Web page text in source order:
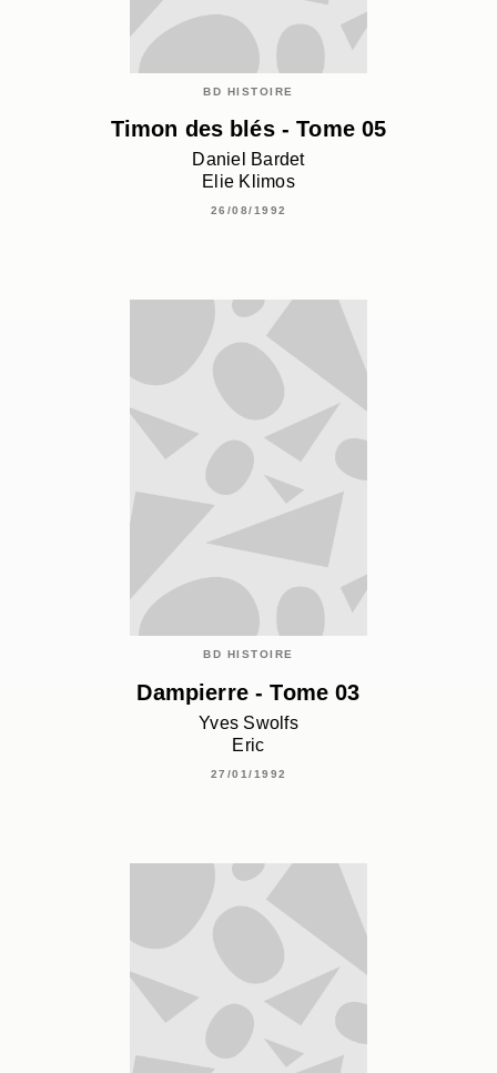
BD HISTOIRE
Timon des blés - Tome 05
Daniel Bardet
Elie Klimos
26/08/1992
BD HISTOIRE
Dampierre - Tome 03
Yves Swolfs
Eric
27/01/1992